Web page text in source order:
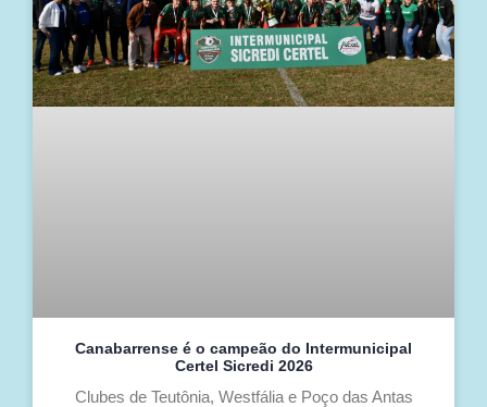
Canabarrense é o campeão do Intermunicipal
Certel Sicredi 2026
Clubes de Teutônia, Westfália e Poço das Antas